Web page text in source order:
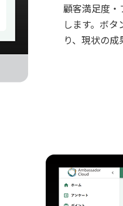
顧客満足度
します。ボ
り、現状の成